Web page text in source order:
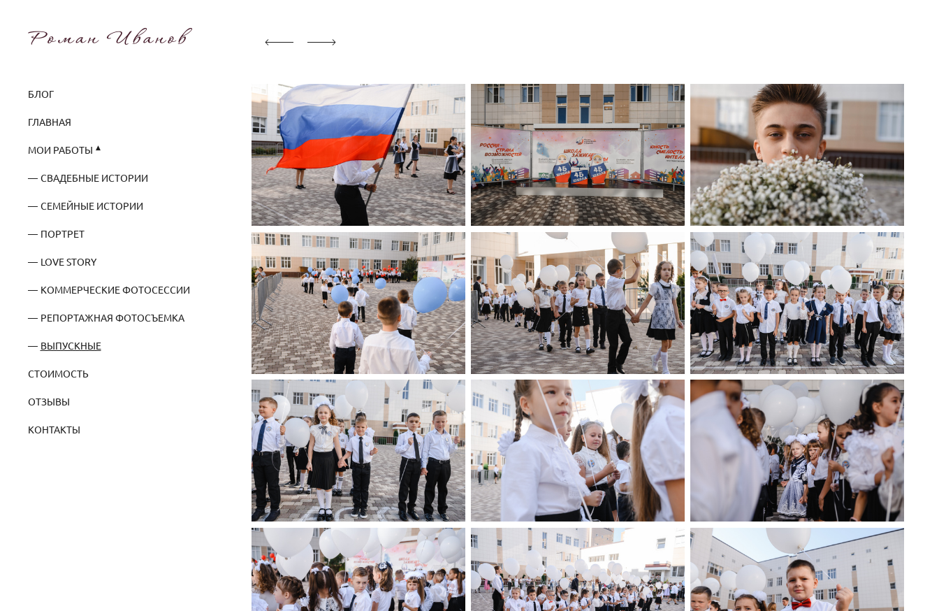
БЛОГ
ГЛАВНАЯ
МОИ РАБОТЫ
СВАДЕБНЫЕ ИСТОРИИ
СЕМЕЙНЫЕ ИСТОРИИ
ПОРТРЕТ
LOVE STORY
КОММЕРЧЕСКИЕ ФОТОСЕССИИ
РЕПОРТАЖНАЯ ФОТОСЪЕМКА
ВЫПУСКНЫЕ
СТОИМОСТЬ
ОТЗЫВЫ
КОНТАКТЫ